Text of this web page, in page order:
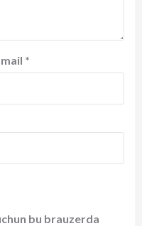
*
bu brauzerda